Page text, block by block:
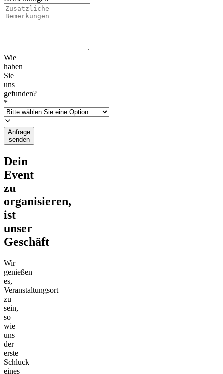
Wie
haben
Sie
uns
gefunden?
*
Anfrage
senden
Dein
Event
zu
organisieren,
ist
unser
Geschäft
Wir
genießen
es,
Veranstaltungsort
zu
sein,
so
wie
uns
der
erste
Schluck
eines